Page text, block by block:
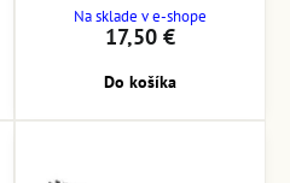
Na sklade v e-shope
17,50 €
Do košíka